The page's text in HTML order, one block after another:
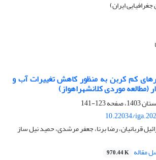
کم کربن به منظور کاهش تغییرات آب و
(مطالعه موردی کلانشهراهواز)
123-141
10.22034/
قربانیان، رضا برنا، جعفر مرشدی، حمید نیل ساز
مقاله 970.44 K